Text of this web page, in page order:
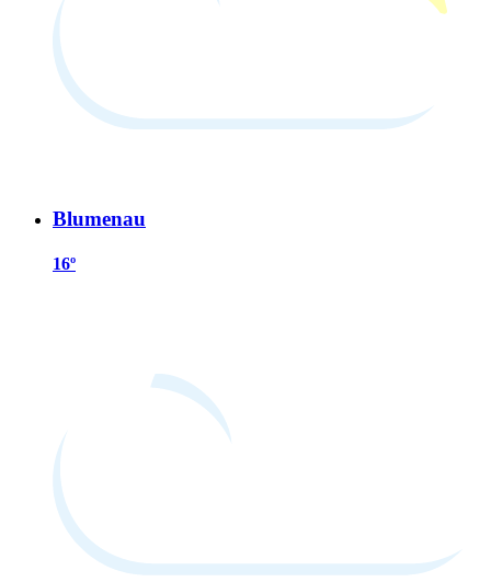
Blumenau
16º